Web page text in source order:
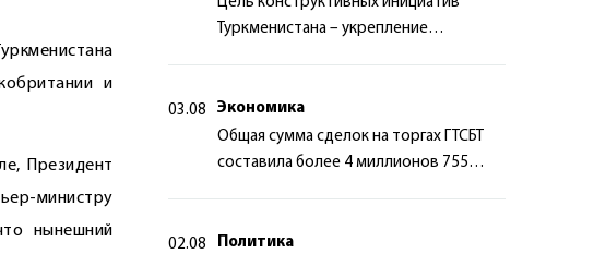
и
Президент
министру
нынешний
Туркменистана – укрепление
03.08
Экономика
Общая сумма сделок на торгах ГТСБТ
составила более 4 миллионов 755
02.08
Политика